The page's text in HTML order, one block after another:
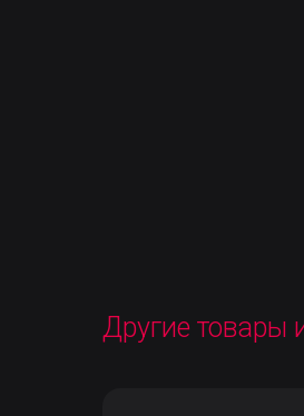
Другие товары